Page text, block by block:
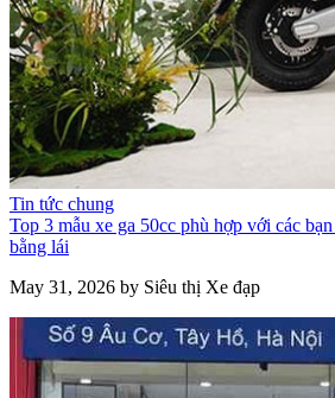
Tin tức chung
Top 3 mẫu xe ga 50cc phù hợp với các
bằng lái
May 31, 2026 by Siêu thị Xe đạp